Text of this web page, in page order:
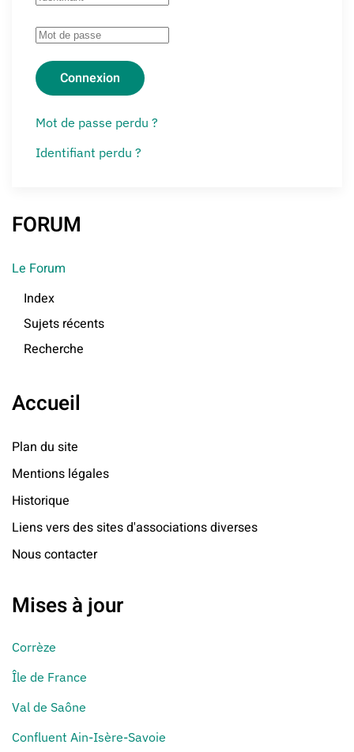
Connexion
Mot de passe perdu ?
Identifiant perdu ?
FORUM
Le Forum
Index
Sujets récents
Recherche
Accueil
Plan du site
Mentions légales
Historique
Liens vers des sites d'associations diverses
Nous contacter
Mises à jour
Corrèze
Île de France
Val de Saône
Confluent Ain-Isère-Savoie